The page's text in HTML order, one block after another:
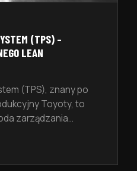
(TPS) –
LEAN
(TPS), znany po
Toyoty, to
zarządzania
wysokiej